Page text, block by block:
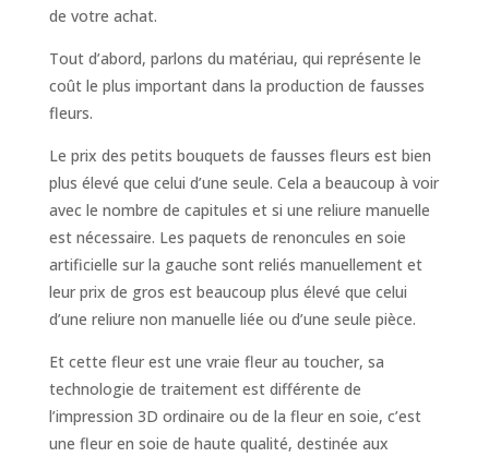
de votre achat.
Tout d’abord, parlons du matériau, qui représente le
coût le plus important dans la production de fausses
fleurs.
Le prix des petits bouquets de fausses fleurs est bien
plus élevé que celui d’une seule. Cela a beaucoup à voir
avec le nombre de capitules et si une reliure manuelle
est nécessaire. Les paquets de renoncules en soie
artificielle sur la gauche sont reliés manuellement et
leur prix de gros est beaucoup plus élevé que celui
d’une reliure non manuelle liée ou d’une seule pièce.
Et cette fleur est une vraie fleur au toucher, sa
technologie de traitement est différente de
l’impression 3D ordinaire ou de la fleur en soie, c’est
une fleur en soie de haute qualité, destinée aux